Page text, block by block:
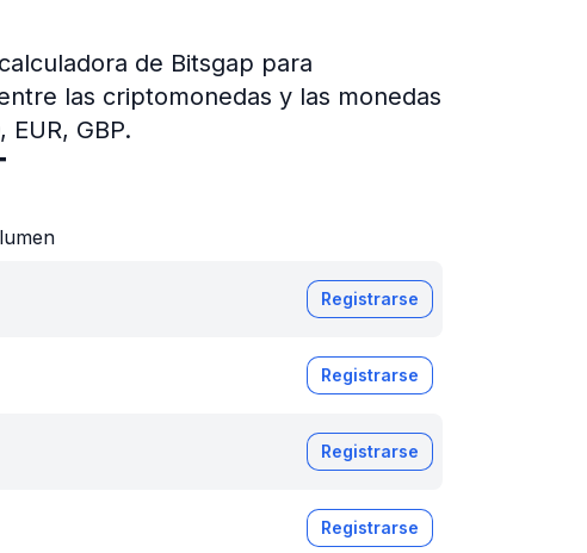
de Bitsgap para
las criptomonedas y las monedas
EUR, GBP.
Registrarse
Registrarse
Registrarse
Registrarse